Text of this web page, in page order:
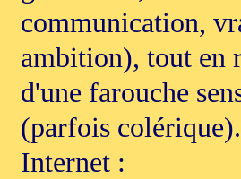
communication,
ambition), tout en
d'une farouche
(parfois
Internet :